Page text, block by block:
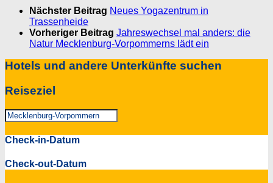
Nächster Beitrag Neues Yogazentrum in
Trassenheide
Vorheriger Beitrag Jahreswechsel mal anders: die
Natur Mecklenburg-Vorpommerns lädt ein
Hotels und andere Unterkünfte suchen
Reiseziel
Check-in-Datum
Check-out-Datum